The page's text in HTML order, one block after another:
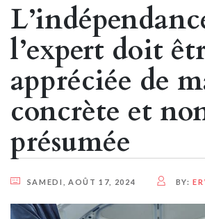
l’expert doit
appréciée de
concrète et
présumée
SAMEDI, AOÛT 17, 2024 BY: